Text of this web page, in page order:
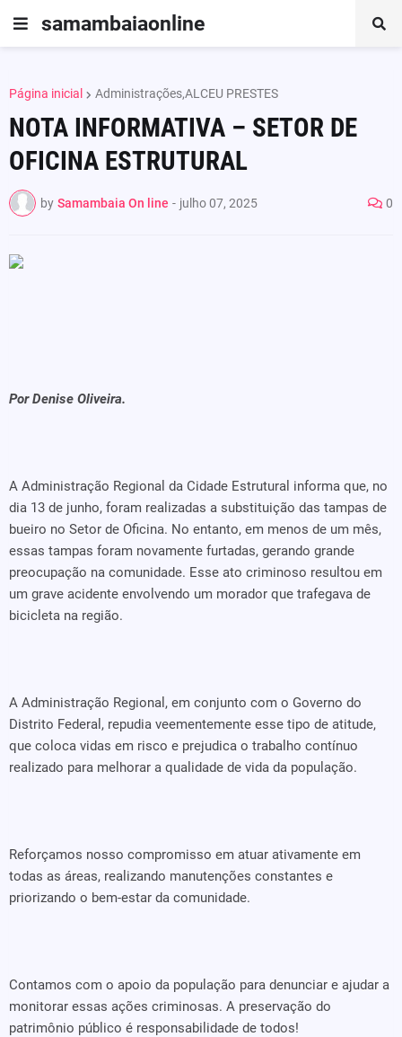
samambaiaonline
Página inicial Administrações,ALCEU PRESTES
NOTA INFORMATIVA – SETOR DE
OFICINA ESTRUTURAL
by Samambaia On line - julho 07, 2025 0
Por Denise Oliveira.
A Administração Regional da Cidade Estrutural informa que, no
dia 13 de junho, foram realizadas a substituição das tampas de
bueiro no Setor de Oficina. No entanto, em menos de um mês,
essas tampas foram novamente furtadas, gerando grande
preocupação na comunidade. Esse ato criminoso resultou em
um grave acidente envolvendo um morador que trafegava de
bicicleta na região.
A Administração Regional, em conjunto com o Governo do
Distrito Federal, repudia veementemente esse tipo de atitude,
que coloca vidas em risco e prejudica o trabalho contínuo
realizado para melhorar a qualidade de vida da população.
Reforçamos nosso compromisso em atuar ativamente em
todas as áreas, realizando manutenções constantes e
priorizando o bem-estar da comunidade.
Contamos com o apoio da população para denunciar e ajudar a
monitorar essas ações criminosas. A preservação do
patrimônio público é responsabilidade de todos!